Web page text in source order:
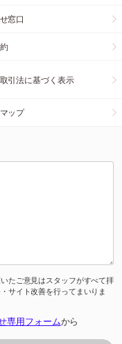
窓口
引法に基づく表示
ップ
たご意見はスタッフがすべて拝
サイト改善を行ってまいりま
専用フォームから